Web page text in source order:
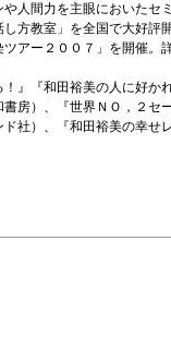
人間力を主眼においたセ
方教室」を全国で大好評
アー２００７」を開催。
』『和田裕美の人に好か
房）、『世界ＮＯ，２セ
社）、『和田裕美の幸せレ